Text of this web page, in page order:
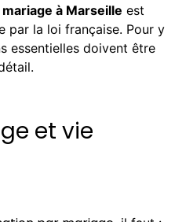
à Marseille est
par la loi française. Pour y
essentielles doivent être
et vie